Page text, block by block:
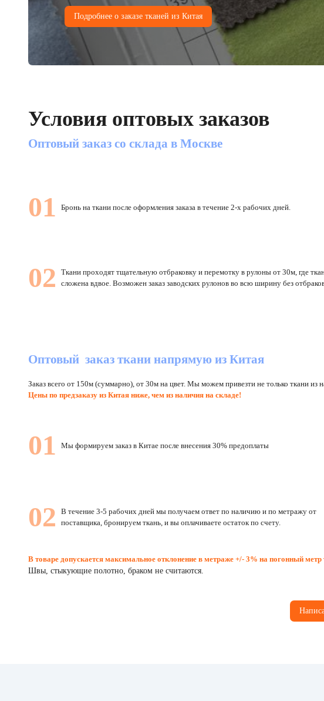
Подробнее о заказе тканей из Китая
Условия оптовых заказов
Оптовый заказ со склада в Москве
01 Бронь на ткани после оформления заказа в течение 2-х рабочих дней.
02
Ткани проходят тщательную отбраковку и перемотку в рулоны от 30м, где
сложена вдвое. Возможен заказ заводских рулонов во всю ширину без
Оптовый заказ ткани напрямую из Китая
Заказ всего от 150м (суммарно), от 30м на цвет. Мы можем привезти не только ткани
Цены по предзаказу из Китая ниже, чем из наличия на складе!
01 Мы формируем заказ в Китае после внесения 30% предоплаты
02
В течение 3-5 рабочих дней мы получаем ответ по наличию и по метражу от
поставщика, бронируем ткань, и вы оплачиваете остаток по счету.
В товаре допускается максимальное отклонение в метраже +/- 3% на погонный
Швы, стыкующие полотно, браком не считаются.